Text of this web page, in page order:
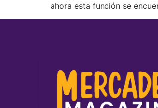
ahora esta función se